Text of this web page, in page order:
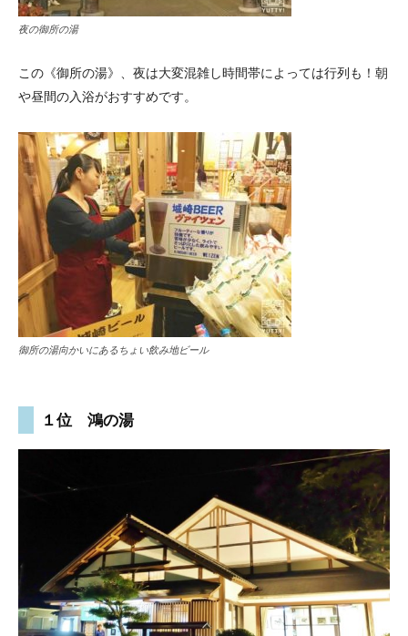
夜の御所の湯
この《御所の湯》、夜は大変混雑し時間帯によっては行列も！朝
や昼間の入浴がおすすめです。
御所の湯向かいにあるちょい飲み地ビール
１位 鴻の湯